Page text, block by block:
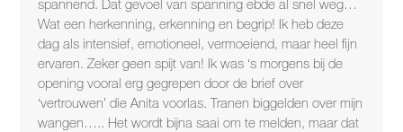
spannend. Dat gevoel van spanning ebde al snel weg…
Wat een herkenning, erkenning en begrip! Ik heb deze
dag als intensief, emotioneel, vermoeiend, maar heel fijn
ervaren. Zeker geen spijt van! Ik was ‘s morgens bij de
opening vooral erg gegrepen door de brief over
‘vertrouwen’ die Anita voorlas. Tranen biggelden over mijn
wangen….. Het wordt bijna saai om te melden, maar dat